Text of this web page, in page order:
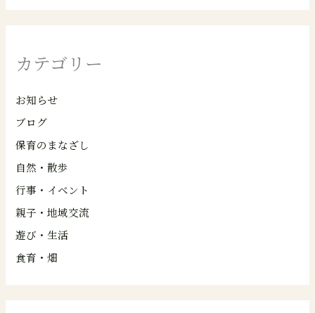
カテゴリー
お知らせ
ブログ
保育のまなざし
自然・散歩
行事・イベント
親子・地域交流
遊び・生活
食育・畑